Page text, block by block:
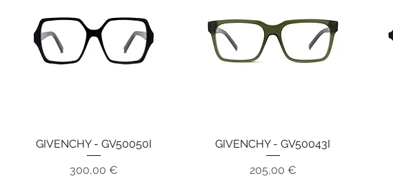
Aperçu rapide
GIVENCHY - GV50050I
Prix
300,00 €
Aperçu rapide
GIVENCHY - GV50043I
Prix
205,00 €